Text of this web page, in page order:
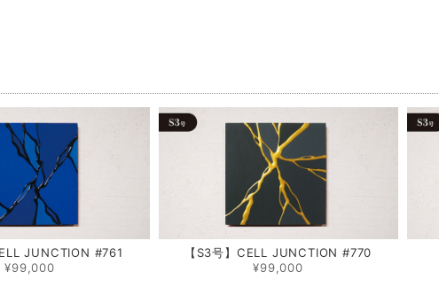
JUNCTION #761
¥99,000
【S3号】CELL JUNCTION #770
¥99,000